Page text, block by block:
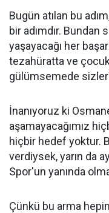
Bugün atılan bu
bir adımdır.
yaşayacağı her
tezahüratta ve
gülümsemede
İnanıyoruz ki
aşamayacağımız
hiçbir hedef yoktur.
verdiysek, yarın da
Spor'un yanında
Çünkü bu arma